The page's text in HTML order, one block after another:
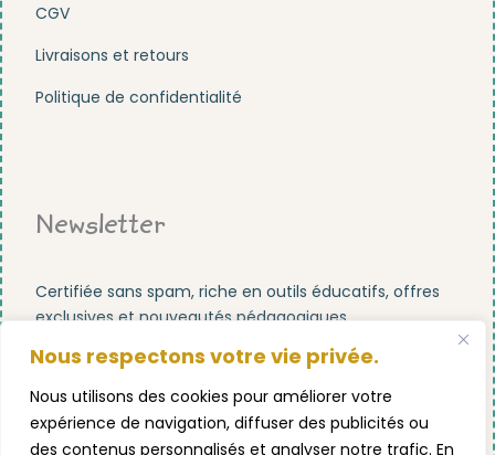
Nous respectons votre vie privée.
Nous utilisons des cookies pour améliorer votre
expérience de navigation, diffuser des publicités ou
des contenus personnalisés et analyser notre trafic. En
CGV
Livraisons et retours
Politique de confidentialité
Newsletter
Certifiée sans spam, riche en outils éducatifs, offres
exclusives et nouveautés pédagogiques.